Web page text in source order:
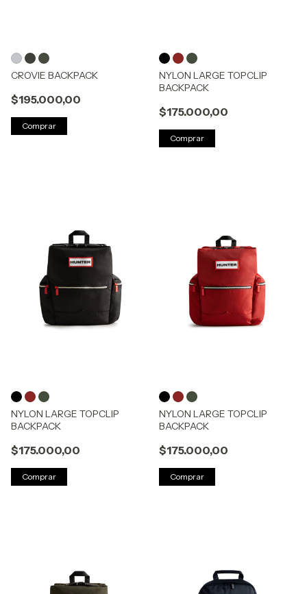
CROVIE BACKPACK
$195.000,00
Comprar
NYLON LARGE TOPCLIP
BACKPACK
$175.000,00
Comprar
NYLON LARGE TOPCLIP
BACKPACK
$175.000,00
Comprar
NYLON LARGE TOPCLIP
BACKPACK
$175.000,00
Comprar